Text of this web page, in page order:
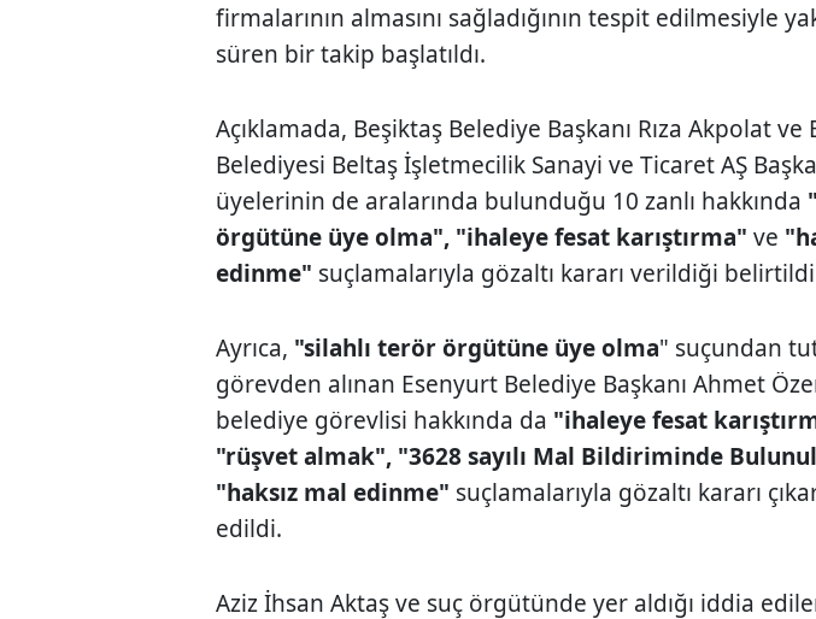
firmalarının almasını sağladığının tespit edilmesiyle
süren bir takip başlatıldı.
Açıklamada, Beşiktaş Belediye Başkanı Rıza Akpolat ve
Belediyesi Beltaş İşletmecilik Sanayi ve Ticaret AŞ
üyelerinin de aralarında bulunduğu 10 zanlı hakkında
örgütüne üye olma", "ihaleye fesat karıştırma"ve
edinme" suçlamalarıyla gözaltı kararı verildiği
Ayrıca, "silahlı terör örgütüne üye olma" suçundan
görevden alınan Esenyurt Belediye Başkanı Ahmet
belediye görevlisi hakkında da "ihaleye fesat
"rüşvet almak", "3628 sayılı Mal Bildiriminde
"haksız mal edinme" suçlamalarıyla gözaltı kararı
edildi.
Aziz İhsan Aktaş ve suç örgütünde yer aldığı iddia